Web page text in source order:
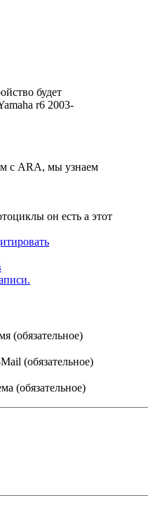
будет
r6 2003-
с ARA, мы узнаем
он есть а этот
(обязательное)
(обязательное)
(обязательное)